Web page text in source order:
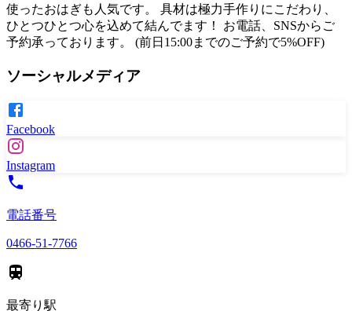
使ったおはぎも人気です。 具材は極力手作りにこだわり、
ひとつひとつ心を込めて結んでます！ お電話、SNSからご
予約承っております。 (前日15:00までのご予約で5%OFF)
ソーシャルメディア
Facebook
Instagram
電話番号
0466-51-7766
最寄り駅